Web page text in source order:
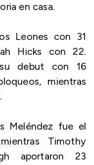
en casa.
Leones con 31
Hicks con 22.
debut con 16
mientras
Meléndez fue el
Timothy
aportaron 23